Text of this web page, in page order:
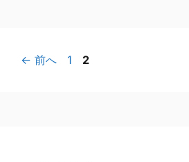
← 前へ
ペ
1
ペ
2